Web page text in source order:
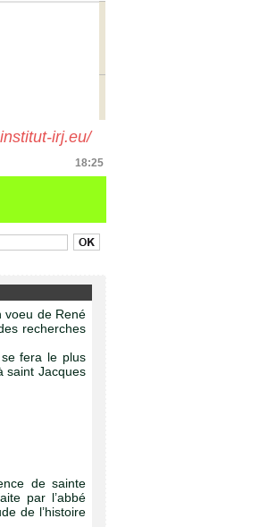
irj.eu/
18:25
voeu de René
recherches
fera le plus
saint Jacques
de sainte
par l’abbé
de l’histoire